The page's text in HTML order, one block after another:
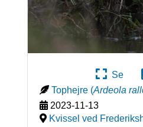
Se
Tophejre (Ardeola
2023-11-13
Kvissel ved